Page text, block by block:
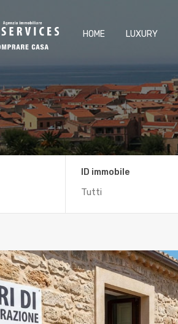
HOME LUXURY
ID immobile